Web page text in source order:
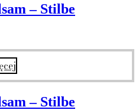
– Stilbe
– Stilbe